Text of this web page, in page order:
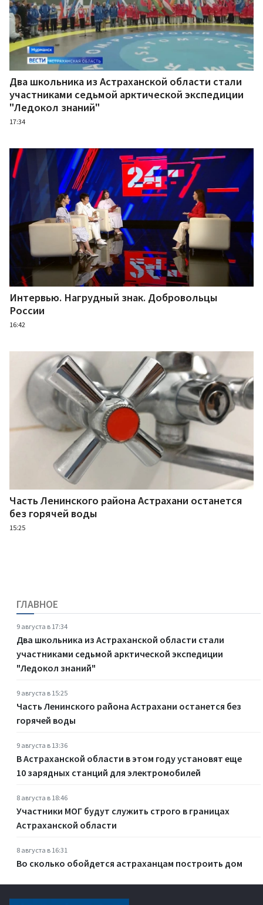
Два школьника из Астраханской области стали
участниками седьмой арктической экспедиции
"Ледокол знаний"
17:34
Интервью. Нагрудный знак. Добровольцы
России
16:42
Часть Ленинского района Астрахани останется
без горячей воды
15:25
ГЛАВНОЕ
9 августа в 17:34
Два школьника из Астраханской области стали
участниками седьмой арктической экспедиции
"Ледокол знаний"
9 августа в 15:25
Часть Ленинского района Астрахани останется без
горячей воды
9 августа в 13:36
В Астраханской области в этом году установят еще
10 зарядных станций для электромобилей
8 августа в 18:46
Участники МОГ будут служить строго в границах
Астраханской области
8 августа в 16:31
Во сколько обойдется астраханцам построить дом